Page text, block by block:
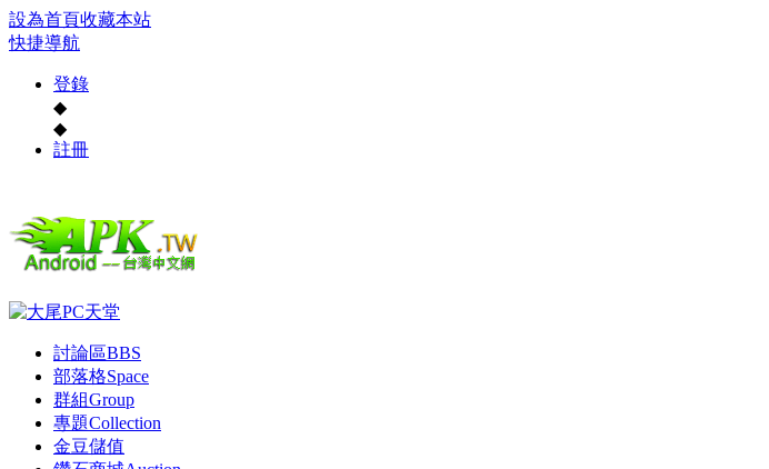
設為首頁收藏本站
快捷導航
登錄
◆
◆
註冊
討論區BBS
部落格Space
群組Group
專題Collection
金豆儲值